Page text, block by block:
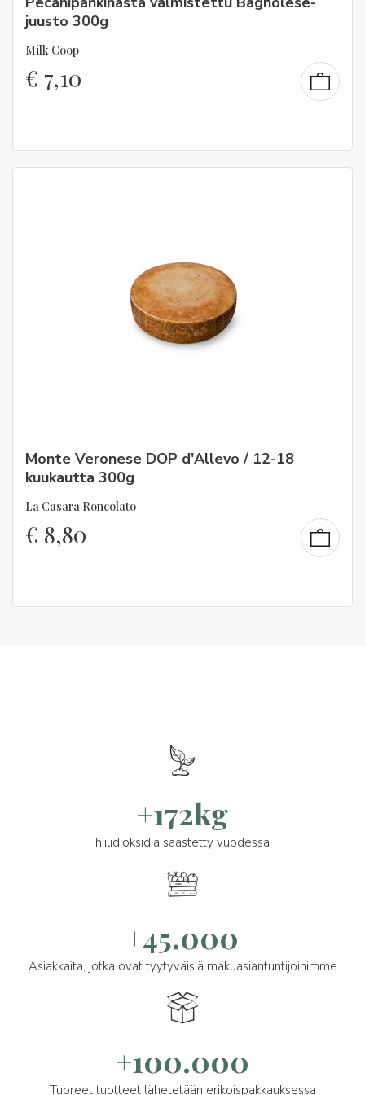
juusto 300g
Milk Coop
€ 7,10
Monte Veronese DOP d'Allevo / 12-18
kuukautta 300g
La Casara Roncolato
€ 8,80
+172kg
hiilidioksidia säästetty vuodessa
+45.000
Asiakkaita, jotka ovat tyytyväisiä makuasiantuntijoihimme
+100.000
Tuoreet tuotteet lähetetään erikoispakkauksessa